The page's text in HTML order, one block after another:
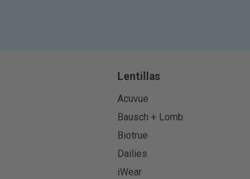
Lentillas
Acuvue
Bausch + Lomb
Biotrue
Dailies
iWear